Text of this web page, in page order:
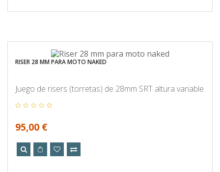
RISER 28 MM PARA MOTO NAKED
Juego de risers (torretas) de 28mm SRT altura variable
95,00 €